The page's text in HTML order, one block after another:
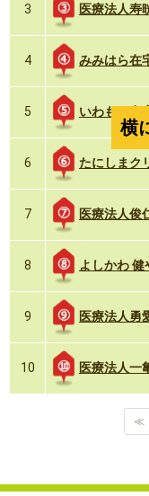
3 医療法人寿
4 みみはら在
5 いわもと在
6 たにしまク
7 医療法人俊
8 よしかわ 健
9 医療法人勇
10 医療法人
横
≪